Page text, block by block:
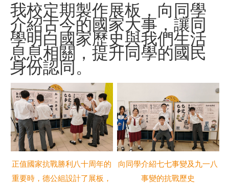
我校定期製作展板，向同學
介紹古今的國家大事，讓同
學明白國家歷史與我們生活
息息相關，提升同學的國民
身份認同。
正值國家抗戰勝利八十周年的
重要時，德公組設計了展板，
向同學介紹七七事變及九一八
事變的抗戰歷史